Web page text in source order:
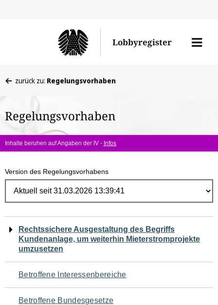
Lobbyregister
Menü
befinden
hier:
zurück zu: Regelungsvorhaben
Regelungsvorhaben
Inhalte beruhen auf Angaben der IV - Infos
Version des Regelungsvorhabens
Navigation
für
den
Seiteninhalt
Rechtssichere Ausgestaltung des Begriffs
Kundenanlage, um weiterhin Mieterstromprojekte
umzusetzen
Betroffene Interessenbereiche
Betroffene Bundesgesetze